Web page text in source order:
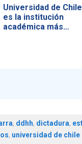
Universidad de Chile
es la institución
académica más…
, ddhh, dictadura,
, universidad de chile